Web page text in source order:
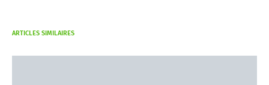
ARTICLES SIMILAIRES